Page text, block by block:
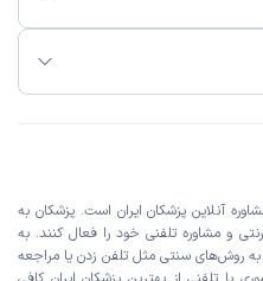
آنلاین پزشکان ایران است. پزشکان به
و مشاوره تلفنی خود را فعال کنند. به
به روش‌های سنتی مثل تلفن زدن یا مراجعه